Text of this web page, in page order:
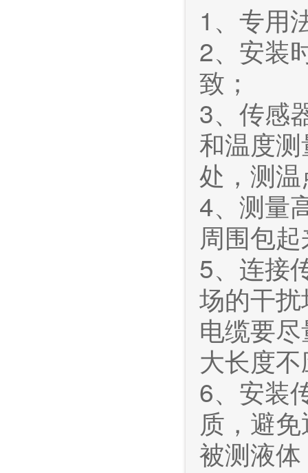
1、专用
2、安装
致；
3、传感
和温度
处，测
4、测量
周围包
5、连接
场的干
电缆要
大长度
6、安装
质，避
被测液